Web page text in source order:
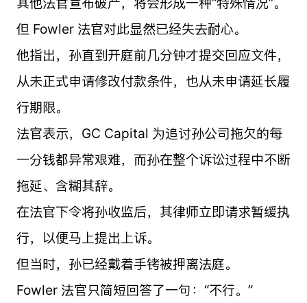
但 Fowler 法官对此显然已经失去耐心。
他指出，孙直到开庭前几分钟才提交回应文件，
从未正式申请修改付款条件，也从未申请延长履
行期限。
法官表示，GC Capital 为追讨孙公司拖欠的每
一分钱都异常艰难，而孙在整个诉讼过程中不断
拖延、含糊其辞。
在法官下令将孙收监后，其律师立即请求暂缓执
行，以便马上提出上诉。
但当时，孙已经戴着手铐被押离法庭。
Fowler 法官只简短回答了一句：“不行。”